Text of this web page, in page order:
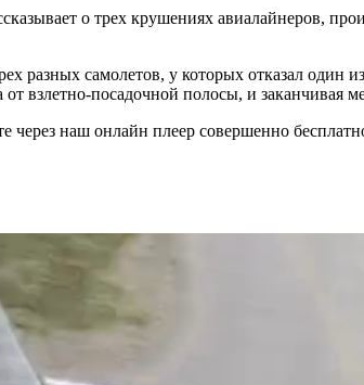
о трех крушениях авиалайнеров,
самолетов, у которых отказал один
взлетно-посадочной полосы, и заканчивая
через наш онлайн плеер совершенно